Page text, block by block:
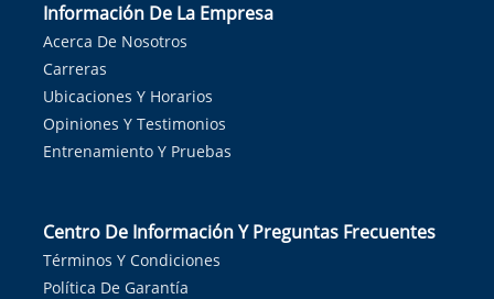
Información De La Empresa
Acerca De Nosotros
Carreras
Ubicaciones Y Horarios
Opiniones Y Testimonios
Entrenamiento Y Pruebas
Centro De Información Y Preguntas Frecuentes
Términos Y Condiciones
Política De Garantía